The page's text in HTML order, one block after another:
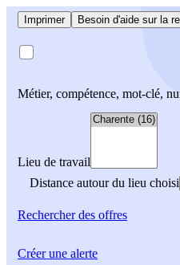
Imprimer Besoin d'aide sur la
Métier, compétence, mot-clé,
Lieu de travail
Distance autour du lieu choisi
Rechercherdes offres
Créer une alerte